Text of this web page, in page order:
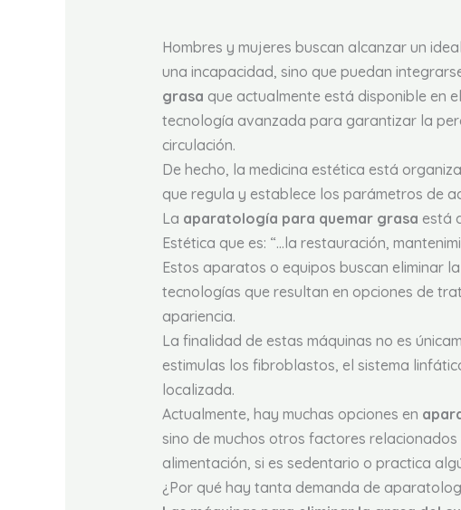
Hombres y mujeres buscan alcanzar un
una incapacidad, sino que puedan
grasa que actualmente está disponible en
tecnología avanzada para garantizar la
circulación.
De hecho, la medicina estética está
que regula y establece los parámetros de
La aparatología para quemar grasa está
Estética que es: “…la restauración,
Estos aparatos o equipos buscan eliminar
tecnologías que resultan en opciones de
apariencia.
La finalidad de estas máquinas no es
estimulas los fibroblastos, el sistema
localizada.
Actualmente, hay muchas opciones en
sino de muchos otros factores
alimentación, si es sedentario o practica
¿Por qué hay tanta demanda de